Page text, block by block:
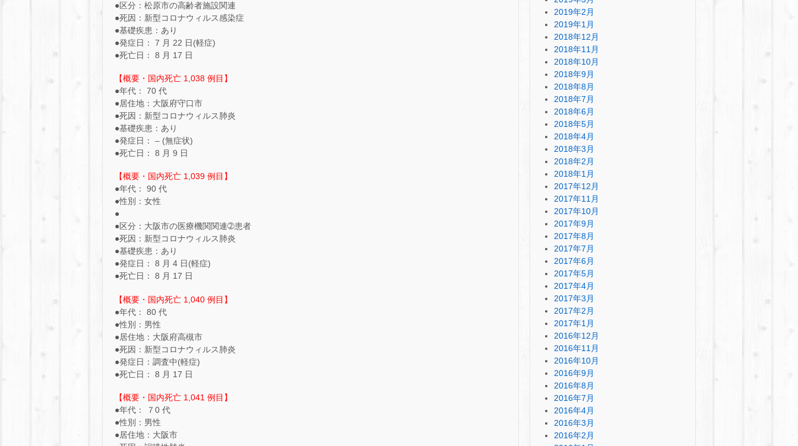
●区分：松原市の高齢者施設関連
●死因：新型コロナウィルス感染症
●基礎疾患：あり
●発症日： 7 月 22 日(軽症)
●死亡日： 8 月 17 日
【概要・国内死亡 1,038 例目】
●年代： 70 代
●居住地：大阪府守口市
●死因：新型コロナウィルス肺炎
●基礎疾患：あり
●発症日： – (無症状)
●死亡日： 8 月 9 日
【概要・国内死亡 1,039 例目】
●年代： 90 代
●性別：女性
●
●区分：大阪市の医療機関関連➁患者
●死因：新型コロナウィルス肺炎
●基礎疾患：あり
●発症日： 8 月 4 日(軽症)
●死亡日： 8 月 17 日
【概要・国内死亡 1,040 例目】
●年代： 80 代
●性別：男性
●居住地：大阪府高槻市
●死因：新型コロナウィルス肺炎
●発症日：調査中(軽症)
●死亡日： 8 月 17 日
【概要・国内死亡 1,041 例目】
●年代： ７0 代
●性別：男性
●居住地：大阪市
2019年2月
2019年1月
2018年12月
2018年11月
2018年10月
2018年9月
2018年8月
2018年7月
2018年6月
2018年5月
2018年4月
2018年3月
2018年2月
2018年1月
2017年12月
2017年11月
2017年10月
2017年9月
2017年8月
2017年7月
2017年6月
2017年5月
2017年4月
2017年3月
2017年2月
2017年1月
2016年12月
2016年11月
2016年10月
2016年9月
2016年8月
2016年7月
2016年4月
2016年3月
2016年2月